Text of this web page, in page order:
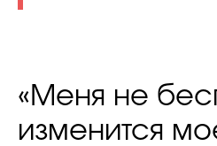
«Меня не
изменится